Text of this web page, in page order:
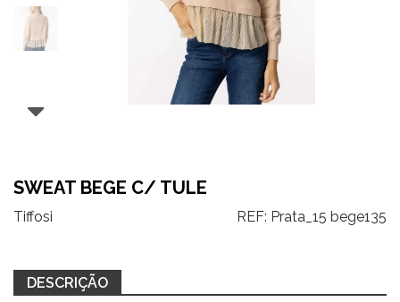
SWEAT BEGE C/ TULE
Tiffosi REF: Prata_15 bege135
DESCRIÇÃO